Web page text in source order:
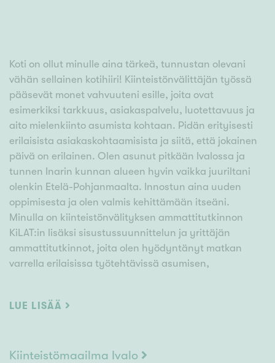
Koti on ollut minulle aina tärkeä, tunnustan olevani
vähän sellainen kotihiiri! Kiinteistönvälittäjän työssä
pääsevät monet vahvuuteni esille, joita ovat
esimerkiksi tarkkuus, asiakaspalvelu, luotettavuus ja
aito mielenkiinto asumista kohtaan. Pidän erityisesti
erilaisista asiakaskohtaamisista ja siitä, että jokainen
päivä on erilainen. Olen asunut pitkään Ivalossa ja
tunnen Inarin kunnan alueen hyvin vaikka juuriltani
olenkin Etelä-Pohjanmaalta. Innostun aina uuden
oppimisesta ja olen valmis kehittämään itseäni.
Minulla on kiinteistönvälityksen ammattitutkinnon
KiLAT:in lisäksi sisustussuunnittelun ja yrittäjän
ammattitutkinnot, joita olen hyödyntänyt matkan
varrella erilaisissa työtehtävissä asumisen,
oppimiseen ja omien taitojen kehittämiseen. Autan
sinun tarpeistasi!
LUE LISÄÄ
Kiinteistömaailma Ivalo